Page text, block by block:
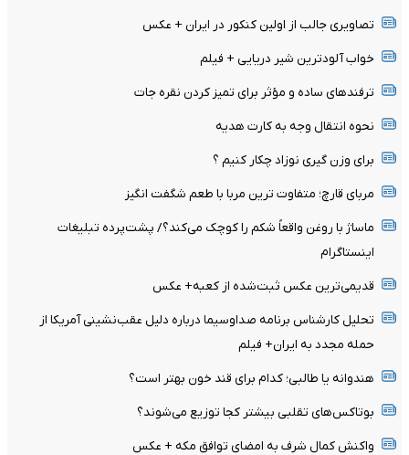
تصاویری جالب از اولین کنکور در ایران + عکس
خواب آلودترین شیر دریایی + فیلم
ترفندهای ساده و مؤثر برای تمیز کردن نقره جات
نحوه انتقال وجه به کارت هدیه
برای وزن گیری نوزاد چکار کنیم ؟
مربای قارچ؛ متفاوت ترین مربا با طعم شگفت انگیز
ماساژ با روغن واقعاً شکم را کوچک می‌کند؟/ پشت‌پرده تبلیغات
اینستاگرام
قدیمی‌ترین عکس ثبت‌شده از کعبه+ عکس
تحلیل کارشناس برنامه صداوسیما درباره دلیل عقب‌نشینی آمریکا از
حمله مجدد به ایران+ فیلم
هندوانه یا طالبی؛ کدام‌ برای قند خون بهتر است؟
بوتاکس‌های تقلبی بیشتر کجا توزیع می‌شوند؟
واکنش کمال شرف به امضای توافق مکه + عکس